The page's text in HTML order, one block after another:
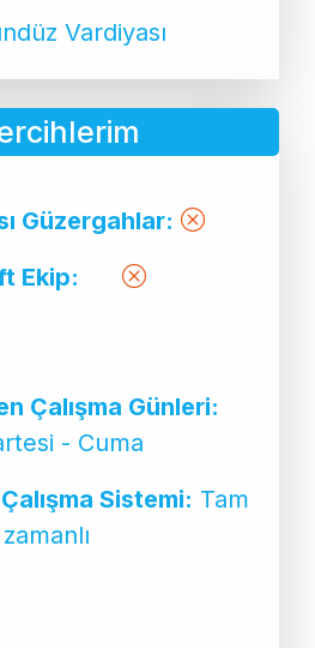
Vardiyası
Güzergahlar:
Ekip:
Çalışma Günleri:
- Cuma
Sistemi: Tam
zamanlı